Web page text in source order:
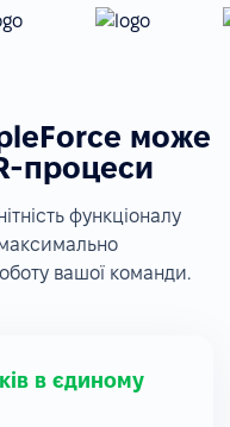
може
процеси
функціоналу
вашої команди.
в єдиному